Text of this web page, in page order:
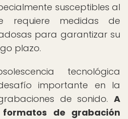
susceptibles al
requiere medidas de
para garantizar su
plazo.
tecnológica
importante en la
de sonido. A
de grabación